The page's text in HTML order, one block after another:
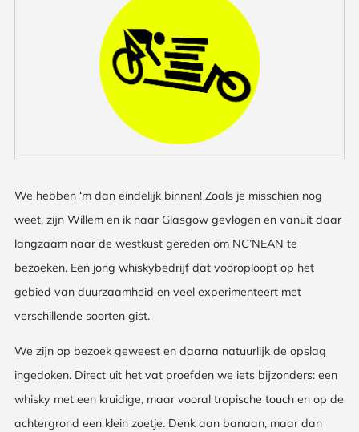
We hebben ‘m dan eindelijk binnen! Zoals je misschien nog
weet, zijn Willem en ik naar Glasgow gevlogen en vanuit daar
langzaam naar de westkust gereden om NC’NEAN te
bezoeken. Een jong whiskybedrijf dat vooroploopt op het
gebied van duurzaamheid en veel experimenteert met
verschillende soorten gist.
We zijn op bezoek geweest en daarna natuurlijk de opslag
ingedoken. Direct uit het vat proefden we iets bijzonders: een
whisky met een kruidige, maar vooral tropische touch en op de
achtergrond een klein zoetje. Denk aan banaan, maar dan